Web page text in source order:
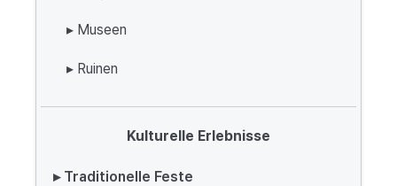
▸ Museen
▸ Ruinen
Kulturelle Erlebnisse
▸ Traditionelle Feste